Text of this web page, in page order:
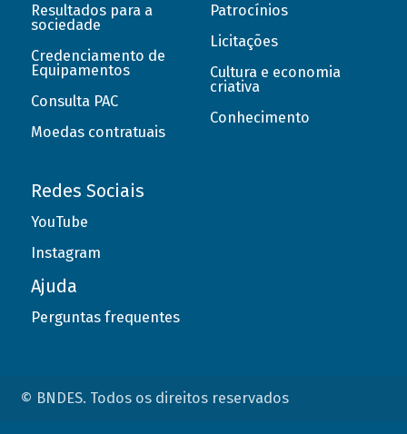
Resultados para a
sociedade
Credenciamento de
Equipamentos
Consulta PAC
Moedas contratuais
Patrocínios
Licitações
Cultura e economia
criativa
Conhecimento
Redes Sociais
YouTube
Instagram
Ajuda
Perguntas frequentes
© BNDES. Todos os direitos reservados